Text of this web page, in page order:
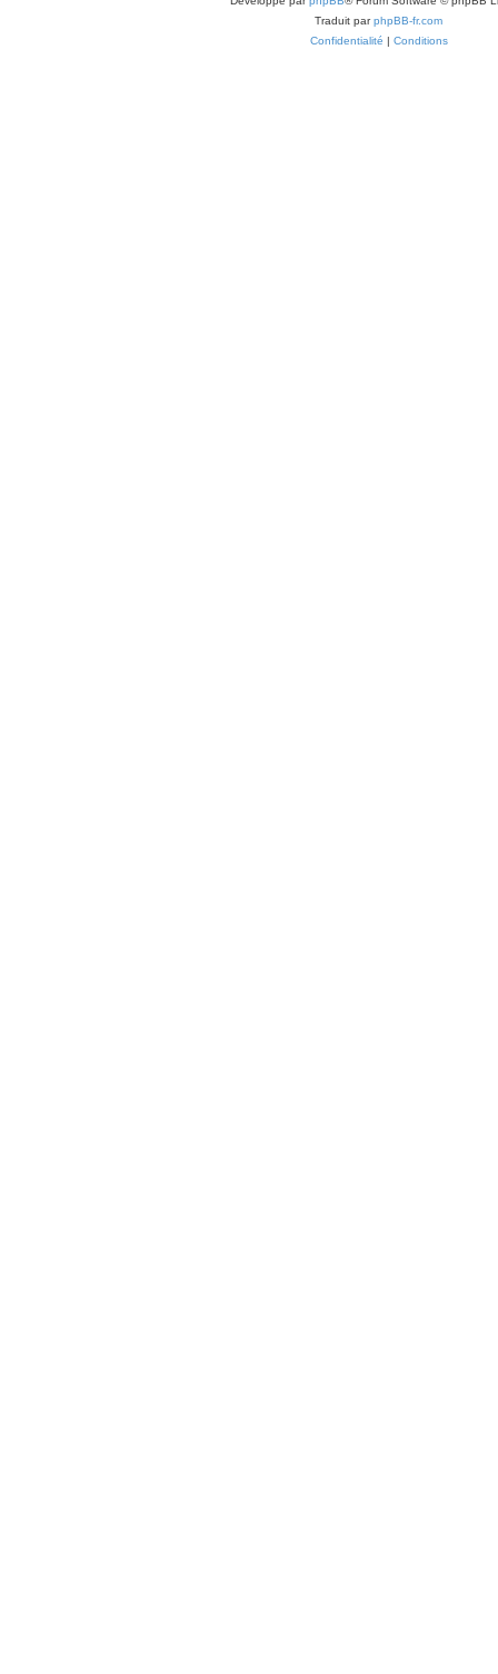
Traduit parphpBB-fr.com
Confidentialité | Conditions